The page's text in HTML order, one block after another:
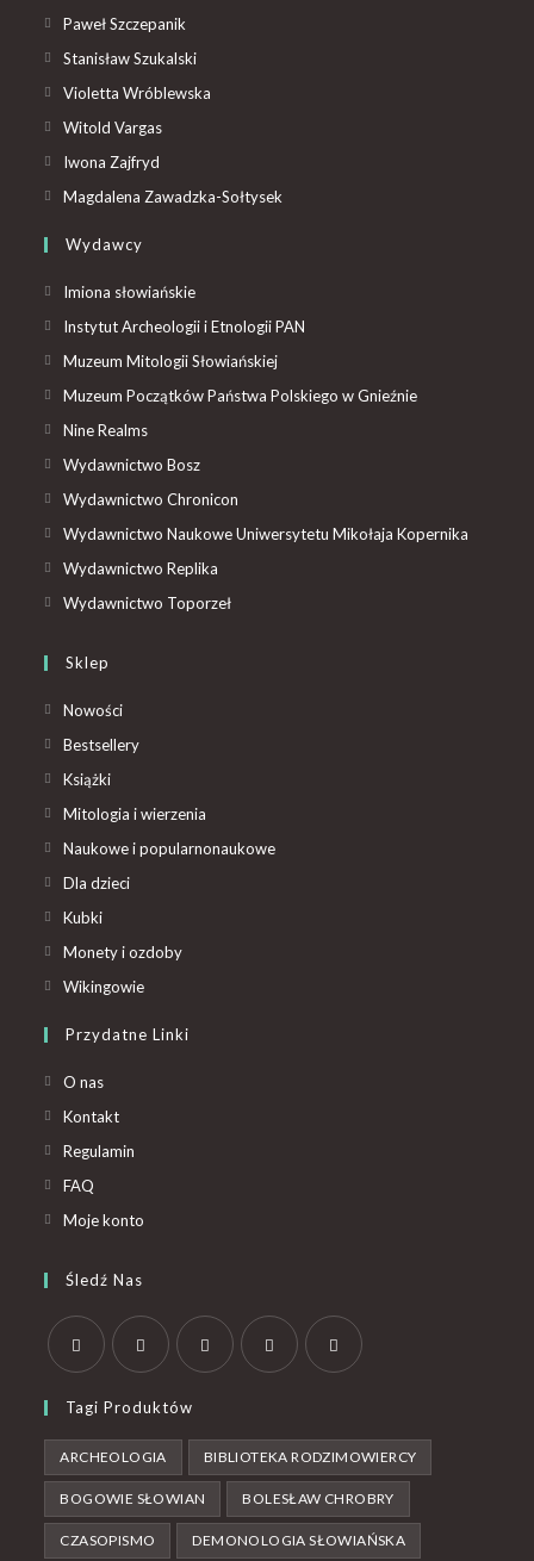
Paweł Szczepanik
Stanisław Szukalski
Violetta Wróblewska
Witold Vargas
Iwona Zajfryd
Magdalena Zawadzka-Sołtysek
Wydawcy
Imiona słowiańskie
Instytut Archeologii i Etnologii PAN
Muzeum Mitologii Słowiańskiej
Muzeum Początków Państwa Polskiego w Gnieźnie
Nine Realms
Wydawnictwo Bosz
Wydawnictwo Chronicon
Wydawnictwo Naukowe Uniwersytetu Mikołaja Kopernika
Wydawnictwo Replika
Wydawnictwo Toporzeł
Sklep
Nowości
Bestsellery
Książki
Mitologia i wierzenia
Naukowe i popularnonaukowe
Dla dzieci
Kubki
Monety i ozdoby
Wikingowie
Przydatne Linki
O nas
Kontakt
Regulamin
FAQ
Moje konto
Śledź Nas
Tagi Produktów
ARCHEOLOGIA BIBLIOTEKA RODZIMOWIERCY
BOGOWIE SŁOWIAN BOLESŁAW CHROBRY
CZASOPISMO DEMONOLOGIA SŁOWIAŃSKA